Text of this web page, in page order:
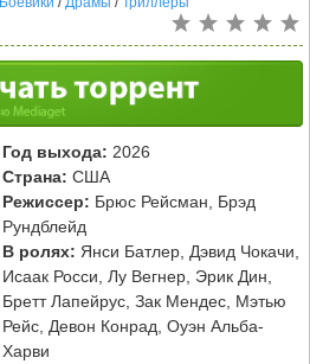
Год выхода: 2026
Страна: США
Режиссер: Брюс Рейсман, Брэд
Рундблейд
В ролях: Янси Батлер, Дэвид Чокачи,
Исаак Росси, Лу Вегнер, Эрик Дин,
Бретт Лапейрус, Зак Мендес, Мэтью
Рейс, Девон Конрад, Оуэн Альба-
Харви